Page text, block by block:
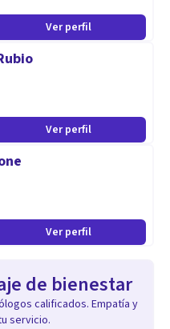
Ver perfil
Ver perfil
Ver perfil
de bienestar
calificados. Empatía y
servicio.